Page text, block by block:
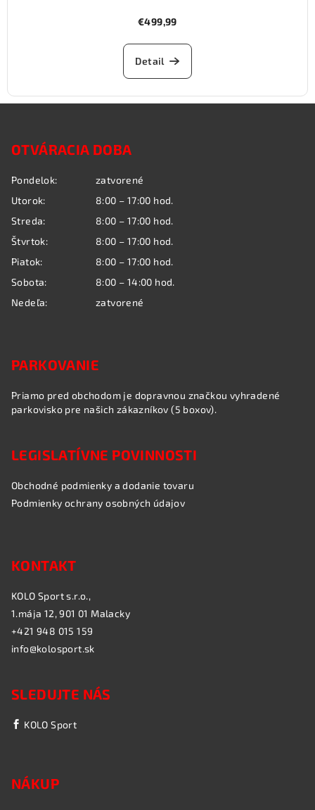
€499,99
Detail
OTVÁRACIA DOBA
Pondelok:
zatvorené
Utorok:
8:00 – 17:00 hod.
Streda:
8:00 – 17:00 hod.
Štvrtok:
8:00 – 17:00 hod.
Piatok:
8:00 – 17:00 hod.
Sobota:
8:00 – 14:00 hod.
Nedeľa:
zatvorené
PARKOVANIE
Priamo pred obchodom je dopravnou značkou vyhradené
parkovisko pre našich zákazníkov (5 boxov).
LEGISLATÍVNE POVINNOSTI
Obchodné podmienky a dodanie tovaru
Podmienky ochrany osobných údajov
KONTAKT
KOLO Sport s.r.o.,
1.mája 12, 901 01 Malacky
+421 948 015 159
info@kolosport.sk
SLEDUJTE NÁS
KOLO Sport
NÁKUP